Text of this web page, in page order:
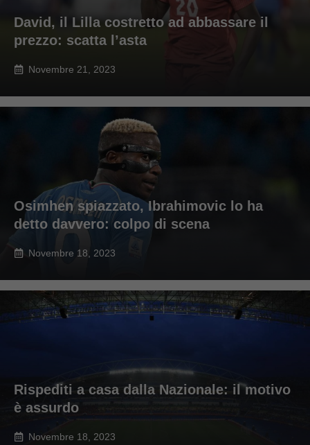
David, il Lilla costretto ad abbassare il
prezzo: scatta l’asta
Novembre 21, 2023
Osimhen spiazzato, Ibrahimovic lo ha
detto davvero: colpo di scena
Novembre 18, 2023
Rispediti a casa dalla Nazionale: il motivo
è assurdo
Novembre 18, 2023